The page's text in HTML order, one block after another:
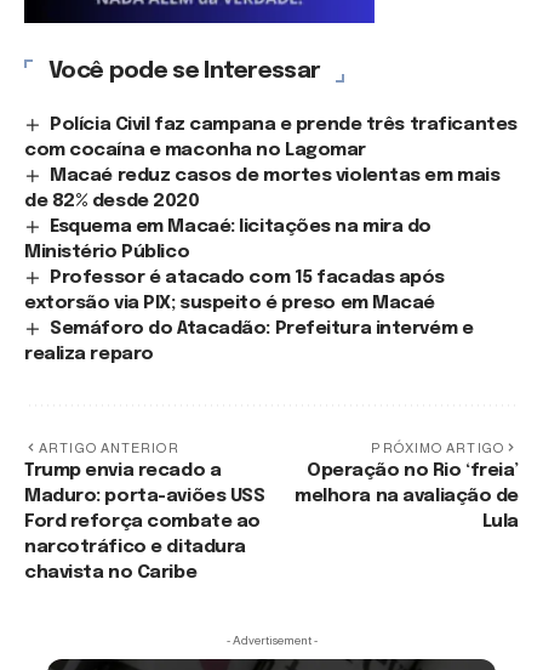
Você pode se Interessar
Polícia Civil faz campana e prende três traficantes
com cocaína e maconha no Lagomar
Macaé reduz casos de mortes violentas em mais
de 82% desde 2020
Esquema em Macaé: licitações na mira do
Ministério Público
Professor é atacado com 15 facadas após
extorsão via PIX; suspeito é preso em Macaé
Semáforo do Atacadão: Prefeitura intervém e
realiza reparo
ARTIGO ANTERIOR
Trump envia recado a
Maduro: porta-aviões USS
Ford reforça combate ao
narcotráfico e ditadura
chavista no Caribe
PRÓXIMO ARTIGO
Operação no Rio ‘freia’
melhora na avaliação de
Lula
- Advertisement -